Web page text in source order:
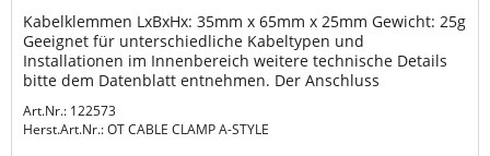
Kabelklemmen LxBxHx: 35mm x 65mm x 25mm Gewicht: 25g
Geeignet für unterschiedliche Kabeltypen und
Installationen im Innenbereich weitere technische Details
bitte dem Datenblatt entnehmen. Der Anschluss
Art.Nr.: 122573
Herst.Art.Nr.:OT CABLE CLAMP A-STYLE